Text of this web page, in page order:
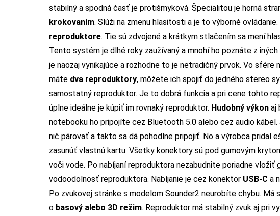
stabilný a spodná časť je protišmyková. Špecialitou je horná
krokovaním. Slúži na zmenu hlasitosti a je to výborné
reproduktore. Tie sú zdvojené a krátkym stlačením sa mení
Tento systém je dlhé roky zaužívaný a mnohí ho poznáte z
je naozaj vynikajúce a rozhodne to je netradičný prvok. Vo
máte dva reproduktory, môžete ich spojiť do jedného stereo
samostatný reproduktor. Je to dobrá funkcia a pri cene tohto
úplne ideálne je kúpiť im rovnaký reproduktor. Hudobný výkon aj
notebooku ho pripojíte cez Bluetooth 5.0 alebo cez audio
nič párovať a takto sa dá pohodlne pripojiť. No a výrobca pridal
zasunúť vlastnú kartu. Všetky konektory sú pod gumovým
voči vode. Po nabíjaní reproduktora nezabudnite poriadne
vodoodolnosť reproduktora. Nabíjanie je cez konektor USB-C a
Po zvukovej stránke s modelom Sounder2 neurobíte chybu. Má
o basový alebo 3D režim. Reproduktor má stabilný zvuk aj pri